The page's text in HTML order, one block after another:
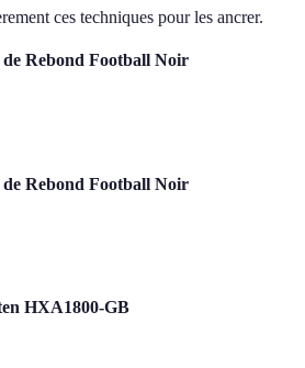
ces techniques pour les ancrer.
Rebond Football Noir
Rebond Football Noir
HXA1800-GB